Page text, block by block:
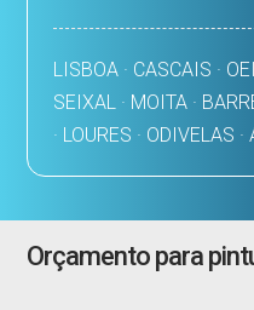
LISBOA · CASCAIS ·
SEIXAL · MOITA ·
· LOURES · ODIVELAS
Orçamento para